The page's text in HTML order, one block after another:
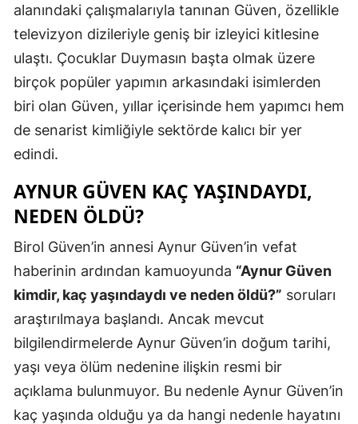
alanındaki çalışmalarıyla tanınan Güven, özellikle
televizyon dizileriyle geniş bir izleyici kitlesine
ulaştı. Çocuklar Duymasın başta olmak üzere
birçok popüler yapımın arkasındaki isimlerden
biri olan Güven, yıllar içerisinde hem yapımcı hem
de senarist kimliğiyle sektörde kalıcı bir yer
edindi.
AYNUR GÜVEN KAÇ YAŞINDAYDI,
NEDEN ÖLDÜ?
Birol Güven’in annesi Aynur Güven’in vefat
haberinin ardından kamuoyunda “Aynur Güven
kimdir, kaç yaşındaydı ve neden öldü?” soruları
araştırılmaya başlandı. Ancak mevcut
bilgilendirmelerde Aynur Güven’in doğum tarihi,
yaşı veya ölüm nedenine ilişkin resmi bir
açıklama bulunmuyor. Bu nedenle Aynur Güven’in
kaç yaşında olduğu ya da hangi nedenle hayatını